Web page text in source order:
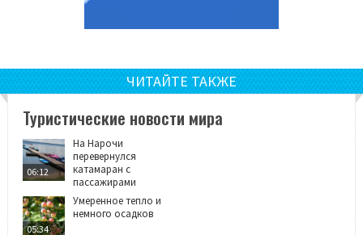
ЧИТАЙТЕ ТАКЖЕ
Туристические новости мира
06:12
На Нарочи
перевернулся
катамаран с
пассажирами
05:34
Умеренное тепло и
немного осадков